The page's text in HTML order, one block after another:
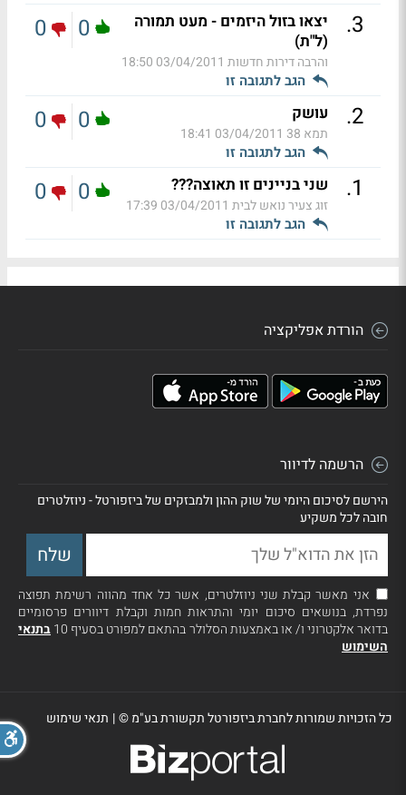
3
.
יצאו בזול היזמים - מעט תמורה
(ל"ת)
והרבה דירות חדשות 03/04/2011 18:50
הגב לתגובה זו
0
0
2
. עושק
תמא 38 03/04/2011 18:41
הגב לתגובה זו
0
0
1
. שני בניינים זו תאוצה???
זוג צעיר נואש לבית 03/04/2011 17:39
הגב לתגובה זו
0
0
הורדת אפליקציה
הרשמה לדיוור
הירשם לסיכום היומי של שוק ההון ולמבזקים של ביזפורטל - ניוזלטרים
חובה לכל משקיע
אני מאשר קבלת שני ניוזלטרים, אשר כל אחד מהווה רשימת תפוצה
נפרדת, בנושאים סיכום יומי והתראות חמות וקבלת דיוורים פרסומיים
בדואר אלקטרוני ו/ או באמצעות הסלולר בהתאם למפורט בסעיף 10
בתנאי
השימוש
כל הזכויות שמורות לחברת ביזפורטל תקשורת בע"מ ©| תנאי שימוש